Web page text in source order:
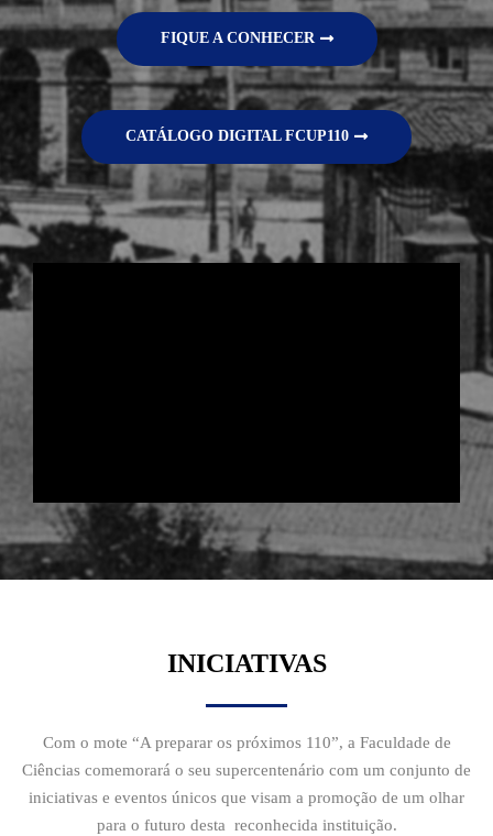
FIQUE A CONHECER
CATÁLOGO DIGITAL FCUP110
INICIATIVAS
Com o mote “A preparar os próximos 110”, a Faculdade de
Ciências comemorará o seu supercentenário com um conjunto de
iniciativas e eventos únicos que visam a promoção de um olhar
para o futuro desta reconhecida instituição.